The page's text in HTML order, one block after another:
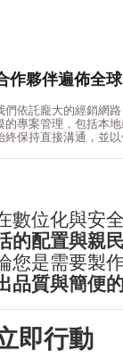
作夥伴遍佈全球
們依託龐大的經銷網
的專案管理，包括本
終保持直接溝通，並
數位化與安
的配置與親
您是需要製
品質與簡便
即行動